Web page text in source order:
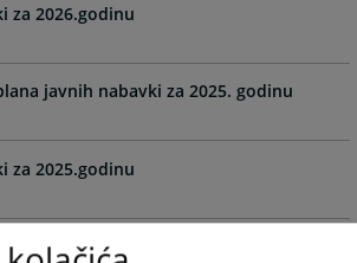
forward
interact
with
calendar
and
a
date.
za 2026.godinu
javnih nabavki za 2025. godinu
za 2025.godinu
2024. godinu